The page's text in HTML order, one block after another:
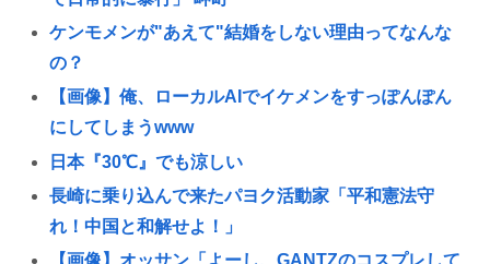
ケンモメンが"あえて"結婚をしない理由ってなんな
の？
【画像】俺、ローカルAIでイケメンをすっぽんぽん
にしてしまうwww
日本『30℃』でも涼しい
長崎に乗り込んで来たパヨク活動家「平和憲法守
れ！中国と和解せよ！」
【画像】オッサン「よーし、GANTZのコスプレして